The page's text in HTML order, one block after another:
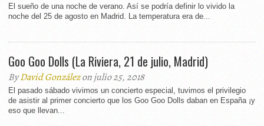
El sueño de una noche de verano. Así se podría definir lo vivido la
noche del 25 de agosto en Madrid. La temperatura era de...
Goo Goo Dolls (La Riviera, 21 de julio, Madrid)
ByDavid Gonzálezon julio 25, 2018
El pasado sábado vivimos un concierto especial, tuvimos el privilegio
de asistir al primer concierto que los Goo Goo Dolls daban en España ¡y
eso que llevan...